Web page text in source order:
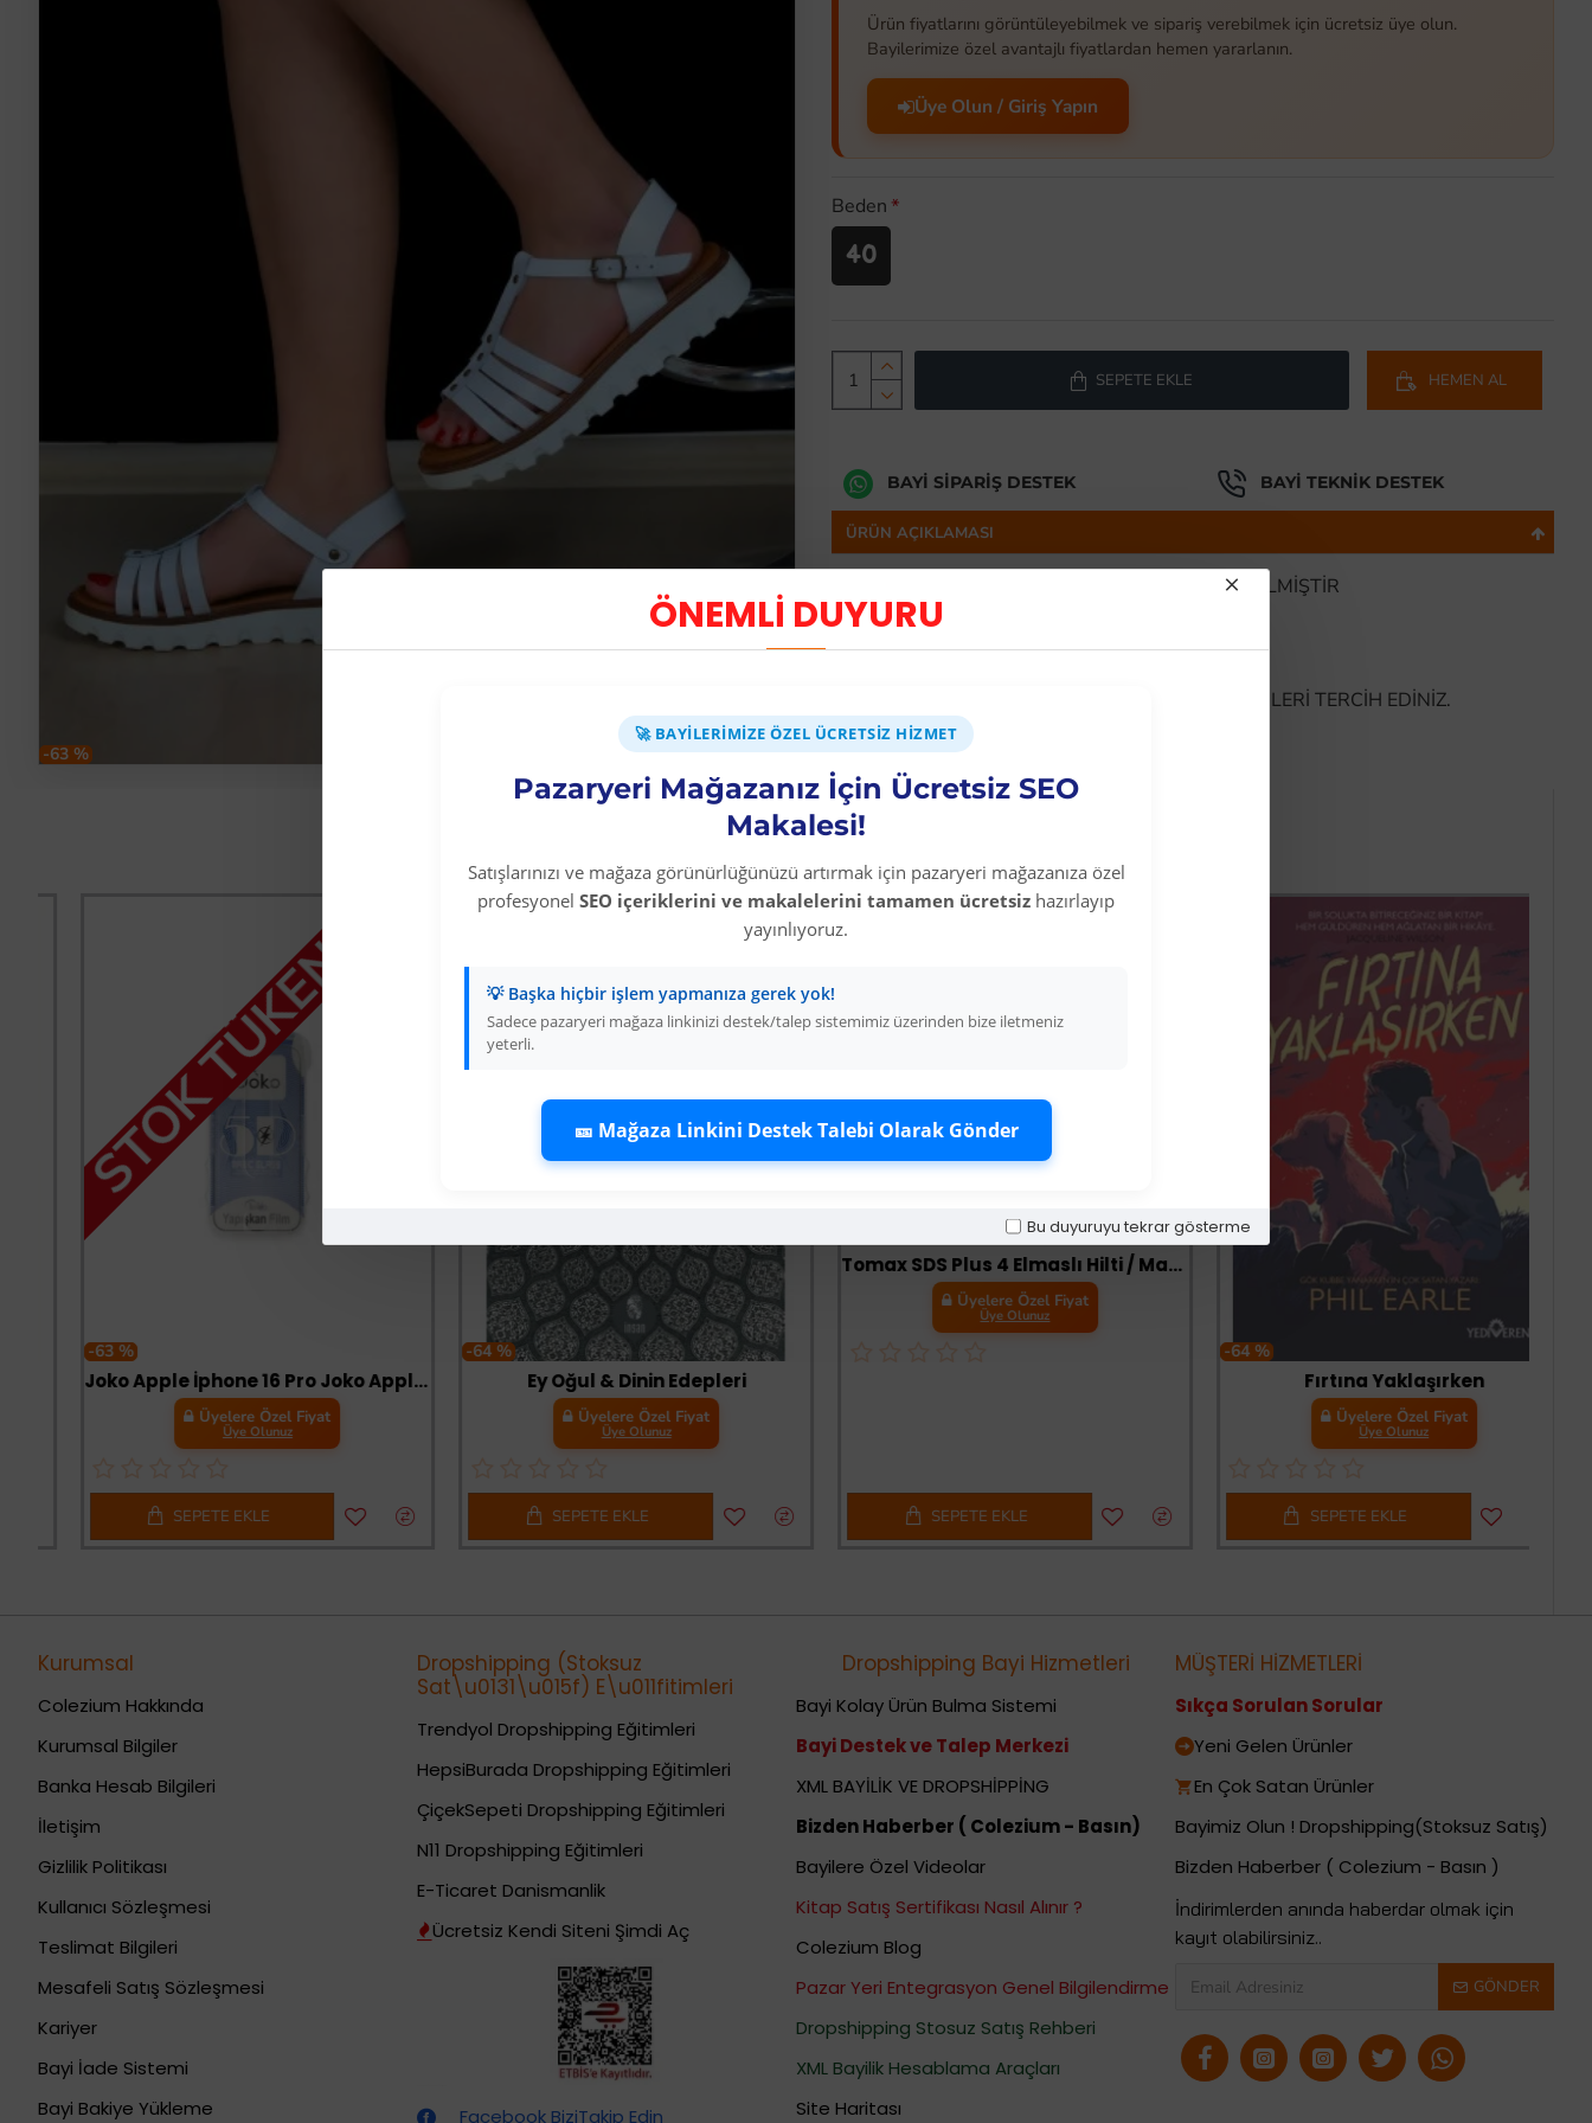
ÖNEMLİ DUYURU
🚀 BAYILERIMIZE ÖZEL ÜCRETSIZ HIZMET
Pazaryeri Mağazanız İçin Ücretsiz SEO
Makalesi!
Satışlarınızı ve mağaza görünürlüğünüzü artırmak için pazaryeri mağazanıza özel
profesyonel SEO içeriklerini ve makalelerini tamamen ücretsiz hazırlayıp
yayınlıyoruz.
💡 Başka hiçbir işlem yapmanıza gerek yok!
Sadece pazaryeri mağaza linkinizi destek/talep sistemimiz üzerinden bize iletmeniz
yeterli.
🎫 Mağaza Linkini Destek Talebi Olarak Gönder
Bu duyuruyu tekrar gösterme
-63 %
Ürün fiyatlarını görüntüleyebilmek ve sipariş verebilmek için ücretsiz üye olun.
Bayilerimize özel avantajlı fiyatlardan hemen yararlanın.
Üye Olun / Giriş Yapın
Beden
40
SEPETE EKLE HEMEN AL
BAYI SIPARIŞ DESTEK BAYI TEKNIK DESTEK
ÜRÜN AÇIKLAMASI
%100 GERÇEK HAKİKİ DERİDEN İMAL EDİLMİŞTİR
%100 YERLİ ÜRETİM
RAHAT KULLANIM
AYAK SAĞLIĞINIZ İÇİN HAKİKİ DERİ ÜRÜNLERİ TERCİH EDİNİZ.
-63 %
STOK TÜKENDİ
Joko Apple İphone 16 Pro Joko Apple Magic 5d Cam - Siyah
Üyelere Özel Fiyat
Üye Olunuz
SEPETE EKLE
-64 %
Ey Oğul & Dinin Edepleri
Üyelere Özel Fiyat
Üye Olunuz
SEPETE EKLE
Tomax SDS Plus 4 Elmaslı Hilti / Matkap Ucu 11x210
Üyelere Özel Fiyat
Üye Olunuz
SEPETE EKLE
-64 %
Fırtına Yaklaşırken
Üyelere Özel Fiyat
Üye Olunuz
SEPETE EKLE
Kurumsal
Colezium Hakkında
Kurumsal Bilgiler
Banka Hesab Bilgileri
İletişim
Gizlilik Politikası
Kullanıcı Sözleşmesi
Teslimat Bilgileri
Mesafeli Satış Sözleşmesi
Kariyer
Bayi İade Sistemi
Bayi Bakiye Yükleme
Dropshipping (Stoksuz
Sat\u0131\u015f) E\u011fitimleri
Trendyol Dropshipping Eğitimleri
HepsiBurada Dropshipping Eğitimleri
ÇiçekSepeti Dropshipping Eğitimleri
N11 Dropshipping Eğitimleri
E-Ticaret Danismanlik
Ücretsiz Kendi Siteni Şimdi Aç
Facebook BiziTakip Edin
Dropshipping Bayi Hizmetleri
Bayi Kolay Ürün Bulma Sistemi
Bayi Destek ve Talep Merkezi
XML BAYİLİK VE DROPSHİPPİNG
Bizden Haberber ( Colezium - Basın)
Bayilere Özel Videolar
Kitap Satış Sertifikası Nasıl Alınır ?
Colezium Blog
Pazar Yeri Entegrasyon Genel Bilgilendirme
Dropshipping Stosuz Satış Rehberi
XML Bayilik Hesablama Araçları
Site Haritası
MÜŞTERİ HİZMETLERİ
Sıkça Sorulan Sorular
Yeni Gelen Ürünler
En Çok Satan Ürünler
Bayimiz Olun ! Dropshipping(Stoksuz Satış)
Bizden Haberber ( Colezium - Basın )
İndirimlerden anında haberdar olmak için
kayıt olabilirsiniz..
GÖNDER